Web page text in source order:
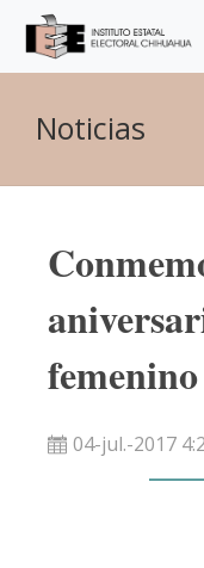
Noticias
04-jul.-2017